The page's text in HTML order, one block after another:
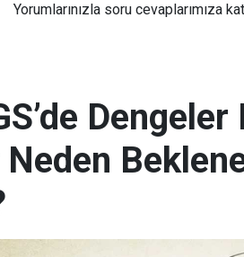
Yorumlarınızla soru cevaplarımıza